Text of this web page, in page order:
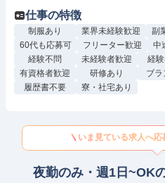
仕事の特徴
制服あり 業界未経験歓迎 副
60代も応募可
フリーター歓迎 中
経験不問
未経験者歓迎 経
有資格者歓迎
研修あり ブラ
履歴書不要
寮・社宅あり
いま見ている求人へ応
夜勤のみ・週1日~OK